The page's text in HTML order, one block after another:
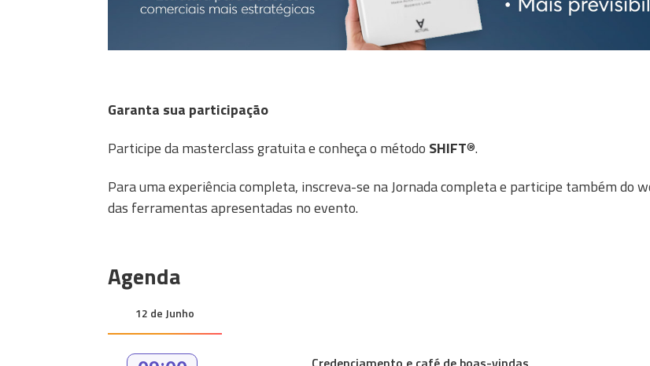
Garanta sua participação
Participe da masterclass gratuita e conheça o método SHIFT®.
Para uma experiência completa, inscreva-se na Jornada completa e participe também do
das ferramentas apresentadas no evento.
Agenda
12 de Junho